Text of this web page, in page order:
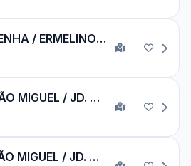
TERM. PENHA / ERMELINO MATARAZZO
TERM. SÃO MIGUEL / JD. CAMARGO VELHO
TERM. SÃO MIGUEL / JD. CAMARGO VELHO